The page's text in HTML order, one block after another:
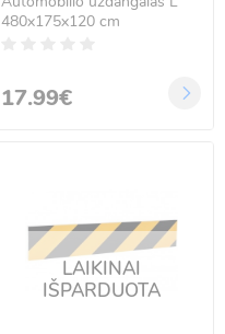
480x175x120 cm
17.99€
LAIKINAI
IŠPARDUOTA